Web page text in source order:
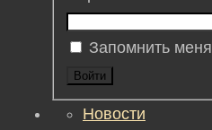
Запомнить меня
Войти
Новости